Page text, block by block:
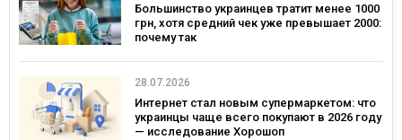
Большинство украинцев тратит менее 1000
грн, хотя средний чек уже превышает 2000:
почему так
28.07.2026
Интернет стал новым супермаркетом: что
украинцы чаще всего покупают в 2026 году
— исследование Хорошоп